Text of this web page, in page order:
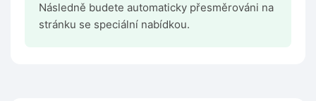
Následně budete automaticky přesměrováni na
stránku se speciální nabídkou.